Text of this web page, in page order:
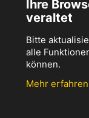
Ihre
veraltet
Bitte
alle
können.
Mehr erfahren